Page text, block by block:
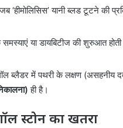
यानी ब्लड टूटने की
समस्याएं या डायबिटीज की शुरुआत
ब्लैडर में पथरी के लक्षण (असहनीय
ही है।
स्टोन का खतरा